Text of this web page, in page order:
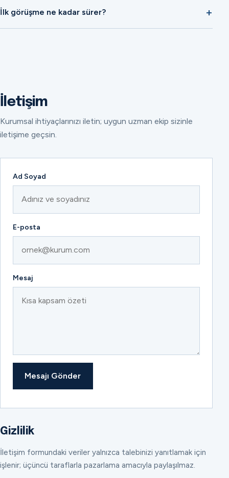
İlk görüşme ne kadar sürer?
İletişim
Kurumsal ihtiyaçlarınızı iletin; uygun uzman ekip sizinle
iletişime geçsin.
Ad Soyad
E-posta
Mesaj
Mesajı Gönder
Gizlilik
İletişim formundaki veriler yalnızca talebinizi yanıtlamak için
işlenir; üçüncü taraflarla pazarlama amacıyla paylaşılmaz.